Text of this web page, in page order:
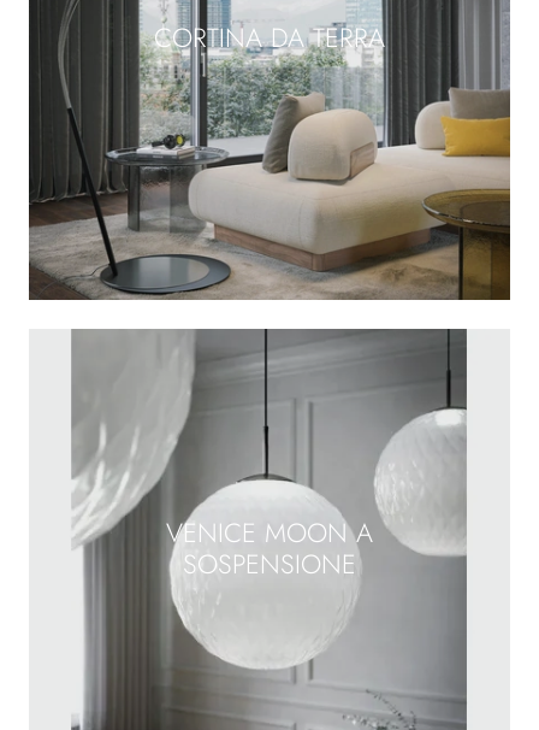
CORTINA DA TERRA
VENICE MOON A
SOSPENSIONE